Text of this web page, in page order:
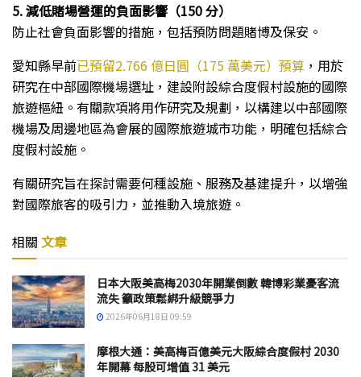
5. 減低賭場營運的負面影響（150分）
防止社會負面影響的措施，包括預防問題賭博及保安。
愛知縣早前已預留2.766 億日圓（175 萬美元）預算 ，用於
研究在中部國際機場選址，建設附設綜合度假村設施的國際
旅遊樞紐。有關款項將用作研究及規劃，以構建以中部國際
機場及周邊地區為會展的國際旅遊城市功能，明確包括綜合
度假村設施。
有關研究旨在探討需要何種設施、服務及基建提升，以增強
對國際旅客的吸引力，並推動入境旅遊。
相關 文章
日本大阪美高梅2030年開業倒數 韓博彩業憂客流
流失 籲政策鬆綁升級競爭力
2026年06月18日 09:59
摩根大通：美高梅百億美元大阪綜合度假村 2030
年開幕 每股可增值 31 美元